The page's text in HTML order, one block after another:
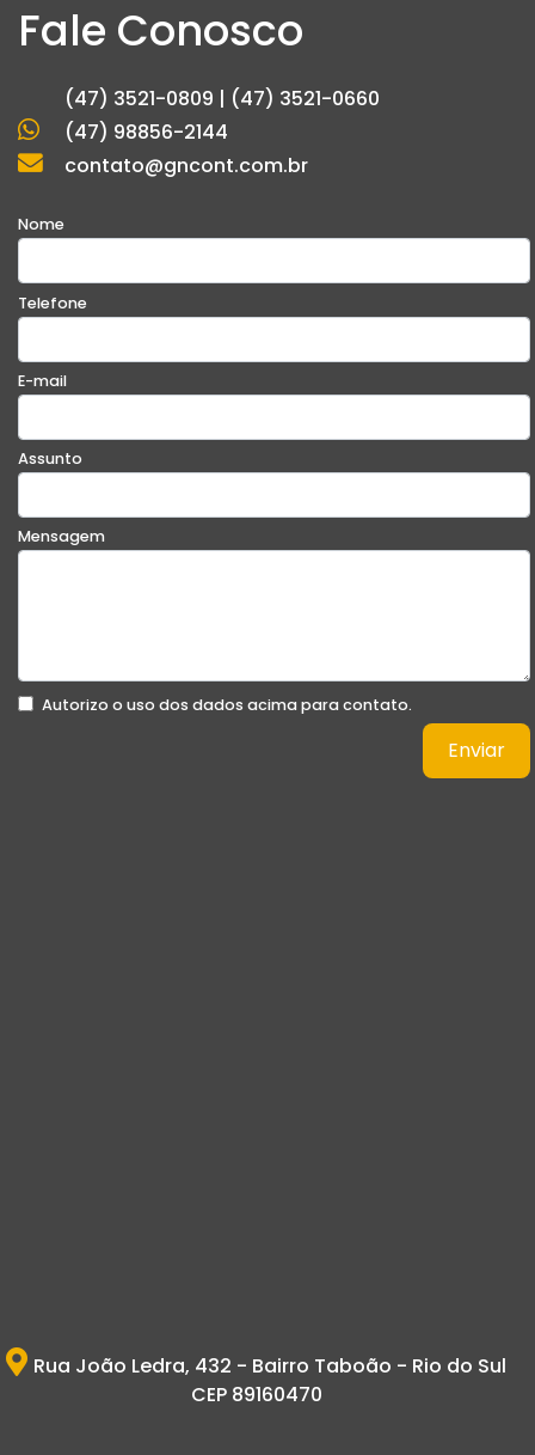
Fale Conosco
(47) 3521-0809 | (47) 3521-0660
(47) 98856-2144
contato@gncont.com.br
Nome
Telefone
E-mail
Assunto
Mensagem
Autorizo o uso dos dados acima para contato.
Enviar
Rua João Ledra, 432 - Bairro Taboão - Rio do Sul
CEP 89160470